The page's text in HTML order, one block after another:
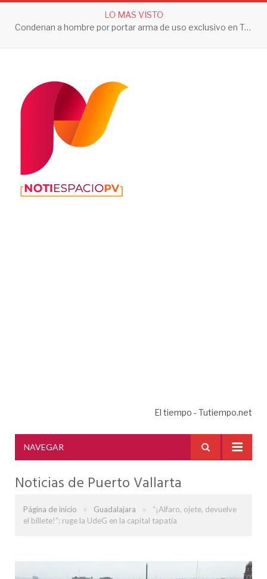
LO MAS VISTO
Condenan a hombre por portar arma de uso exclusivo en Tepic
El tiempo - Tutiempo.net
NAVEGAR
Noticias de Puerto Vallarta
Página de inicio » Guadalajara »
“¡Alfaro, ojete, devuelve
el billete!”: ruge la UdeG en la capital tapatía